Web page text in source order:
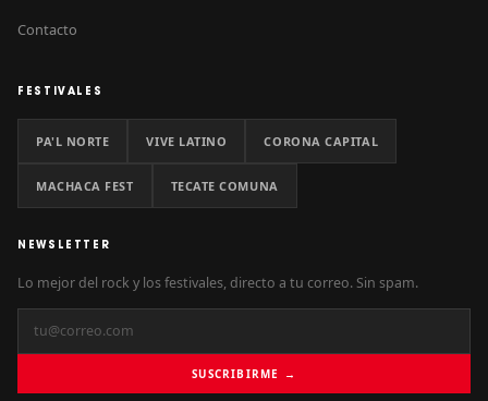
Contacto
FESTIVALES
PA'L NORTE VIVE LATINO CORONA CAPITAL
MACHACA FEST TECATE COMUNA
NEWSLETTER
Lo mejor del rock y los festivales, directo a tu correo. Sin spam.
SUSCRIBIRME →